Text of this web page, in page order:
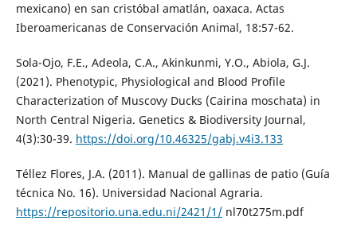
mexicano) en san cristóbal amatlán, oaxaca. Actas
Iberoamericanas de Conservación Animal, 18:57-62.
Sola-Ojo, F.E., Adeola, C.A., Akinkunmi, Y.O., Abiola, G.J.
(2021). Phenotypic, Physiological and Blood Profile
Characterization of Muscovy Ducks (Cairina moschata) in
North Central Nigeria. Genetics & Biodiversity Journal,
4(3):30-39. https://doi.org/10.46325/gabj.v4i3.133
Téllez Flores, J.A. (2011). Manual de gallinas de patio (Guía
técnica No. 16). Universidad Nacional Agraria.
https://repositorio.una.edu.ni/2421/1/nl70t275m.pdf